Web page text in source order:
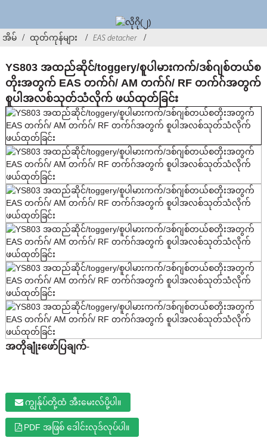
အိမ် ထုတ်ကုန်များ EAS detacher
YS803 အထည်ဆိုင်/toggery/စူပါမားကက်/ဒစ်ဂျစ်တယ်စ
တိုးအတွက် EAS တက်ဂ်/ AM တက်ဂ်/ RF တက်ဂ်အတွက်
စူပါအလစ်သုတ်သံလိုက် ဖယ်ထုတ်ခြင်း
အတိုချုံးဖော်ပြချက်-
ကျွန်ုပ်တို့ထံ အီးမေးလ်ပို့ပါ။
PDF အဖြစ် ဒေါင်းလုဒ်လုပ်ပါ။